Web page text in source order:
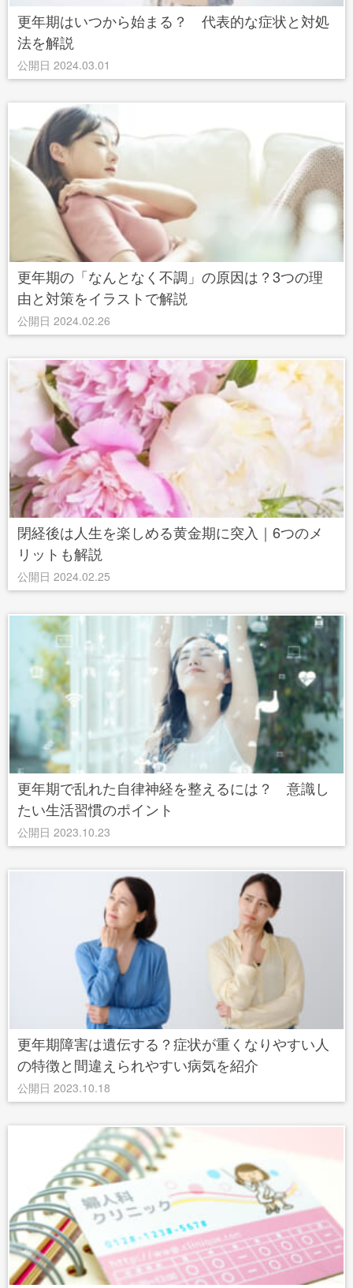
更年期はいつから始まる？ 代表的な症状と対処
法を解説
公開日 2024.03.01
更年期の「なんとなく不調」の原因は？3つの理
由と対策をイラストで解説
公開日 2024.02.26
閉経後は人生を楽しめる黄金期に突入｜6つのメ
リットも解説
公開日 2024.02.25
更年期で乱れた自律神経を整えるには？ 意識し
たい生活習慣のポイント
公開日 2023.10.23
更年期障害は遺伝する？症状が重くなりやすい人
の特徴と間違えられやすい病気を紹介
公開日 2023.10.18